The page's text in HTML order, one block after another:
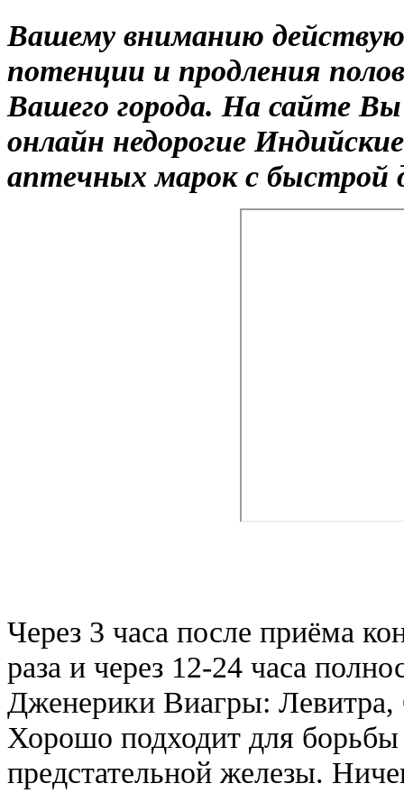
Вашему вниманию
потенции и продления
Вашего города. На сайте
онлайн недорогие
аптечных марок с быстрой
Через 3 часа после приёма
раза и через 12-24 часа
Дженерики Виагры:
Хорошо подходит для
предстательной железы.